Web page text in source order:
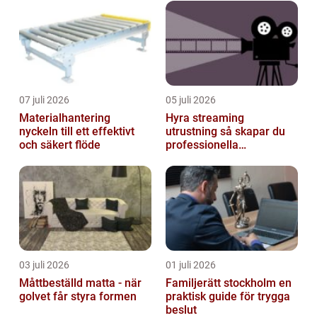
07 juli 2026
Materialhantering
nyckeln till ett effektivt
och säkert flöde
05 juli 2026
Hyra streaming
utrustning så skapar du
professionella
03 juli 2026
Måttbeställd matta - när
golvet får styra formen
01 juli 2026
Familjerätt stockholm en
praktisk guide för trygga
beslut